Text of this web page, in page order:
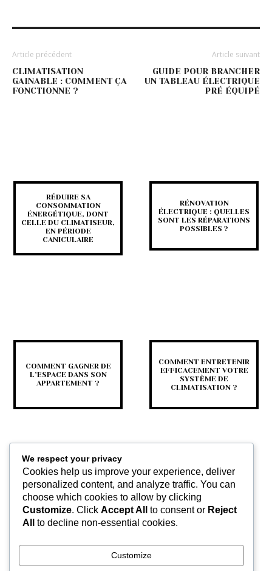
Article précédent
CLIMATISATION
GAINABLE : COMMENT ÇA
FONCTIONNE ?
Article suivant
GUIDE POUR BRANCHER
UN TABLEAU ÉLECTRIQUE
PRÉ ÉQUIPÉ
RÉDUIRE SA
CONSOMMATION
ÉNERGÉTIQUE, DONT
CELLE DU CLIMATISEUR,
EN PÉRIODE
CANICULAIRE
RÉNOVATION
ÉLECTRIQUE : QUELLES
SONT LES RÉPARATIONS
POSSIBLES ?
COMMENT GAGNER DE
L’ESPACE DANS SON
APPARTEMENT ?
COMMENT ENTRETENIR
EFFICACEMENT VOTRE
SYSTÈME DE
CLIMATISATION ?
LES PERMIS DE
RÉNOVATION : CE QUE
VOUS DEVEZ SAVOIR
LES...
We respect your privacy
Cookies help us improve your experience, deliver
personalized content, and analyze traffic. You can
choose which cookies to allow by clicking
Customize. Click Accept All to consent or Reject
All
to decline non-essential cookies.
Customize